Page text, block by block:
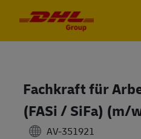
Fachkraft für
(FASi / SiFa) (m/
AV-351921